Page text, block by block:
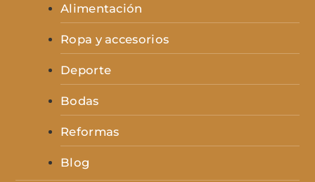
Alimentación
Ropa y accesorios
Deporte
Bodas
Reformas
Blog